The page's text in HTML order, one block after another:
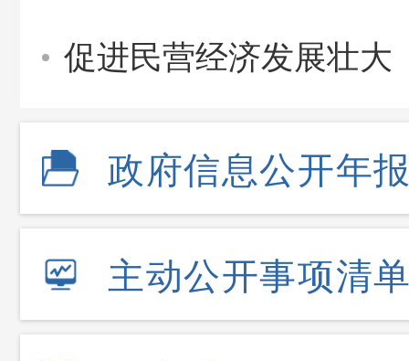
促进民营经济发展壮大
政府信息公开年
主动公开事项清